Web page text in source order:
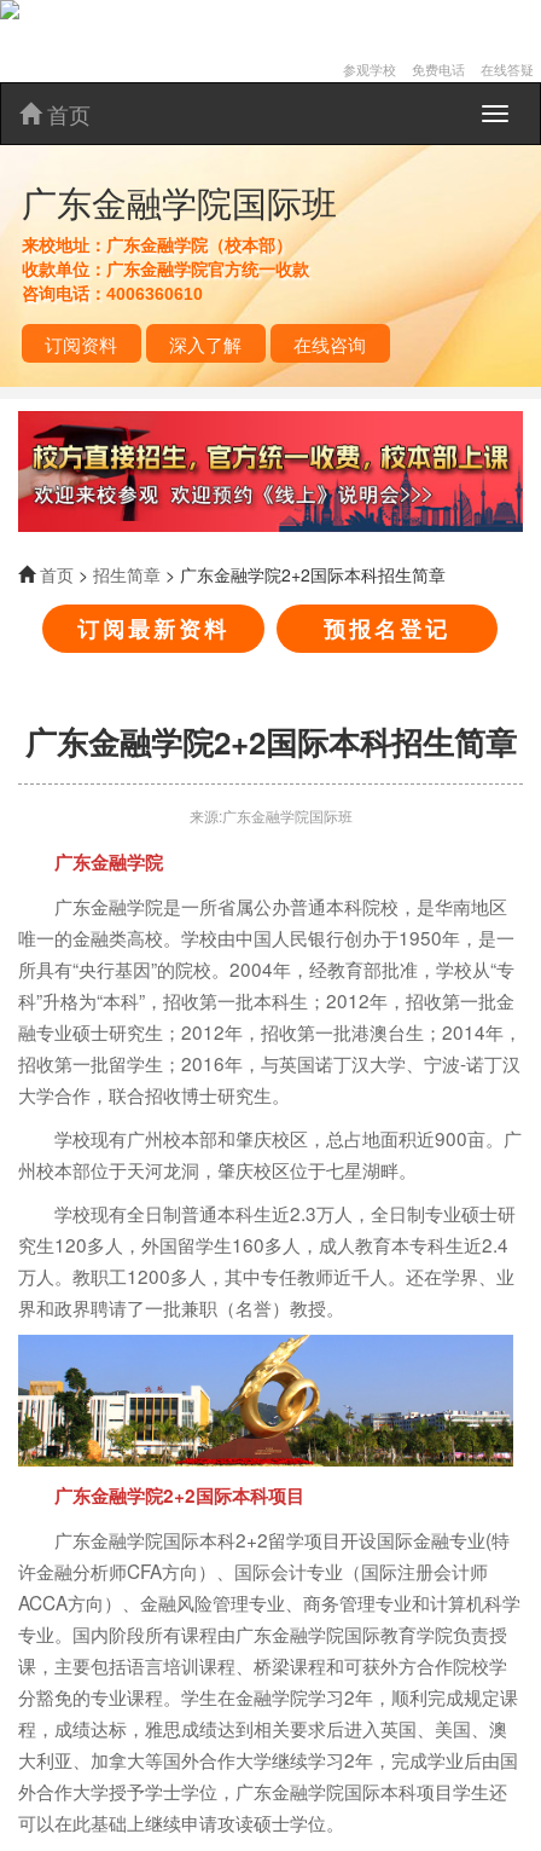
在线答疑
免费电话
参观学校
广
东
国
首页
广东金融学院国际班
来校地址： 广东金融学院（校本部）
收款单位： 广东金融学院官方统一收款
咨询电话： 4006360610
订阅资料 深入了解 在线咨询
首页 > 招生简章 > 广东金融学院2+2国际本科招生简章
订阅最新资料 预报名登记
广东金融学院2+2国际本科招生简章
来源:广东金融学院国际班
广东金融学院
广东金融学院是一所省属公办普通本科院校，是华南地区
唯一的金融类高校。学校由中国人民银行创办于1950年，是一
所具有“央行基因”的院校。2004年，经教育部批准，学校从“专
科”升格为“本科”，招收第一批本科生；2012年，招收第一批金
融专业硕士研究生；2012年，招收第一批港澳台生；2014年，
招收第一批留学生；2016年，与英国诺丁汉大学、宁波-诺丁汉
大学合作，联合招收博士研究生。
学校现有广州校本部和肇庆校区，总占地面积近900亩。广
州校本部位于天河龙洞，肇庆校区位于七星湖畔。
学校现有全日制普通本科生近2.3万人，全日制专业硕士研
究生120多人，外国留学生160多人，成人教育本专科生近2.4
万人。教职工1200多人，其中专任教师近千人。还在学界、业
界和政界聘请了一批兼职（名誉）教授。
广东金融学院2+2国际本科项目
广东金融学院国际本科2+2留学项目开设国际金融专业(特
许金融分析师CFA方向）、国际会计专业（国际注册会计师
ACCA方向）、金融风险管理专业、商务管理专业和计算机科学
专业。国内阶段所有课程由广东金融学院国际教育学院负责授
课，主要包括语言培训课程、桥梁课程和可获外方合作院校学
分豁免的专业课程。学生在金融学院学习2年，顺利完成规定课
程，成绩达标，雅思成绩达到相关要求后进入英国、美国、澳
大利亚、加拿大等国外合作大学继续学习2年，完成学业后由国
外合作大学授予学士学位，广东金融学院国际本科项目学生还
可以在此基础上继续申请攻读硕士学位。